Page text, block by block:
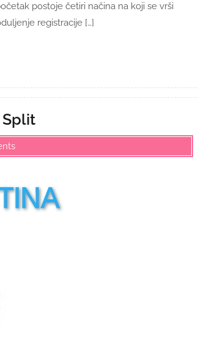
postoje četiri načina na koji se vrši
registracije […]
Split